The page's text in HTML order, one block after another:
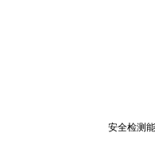
安全检测